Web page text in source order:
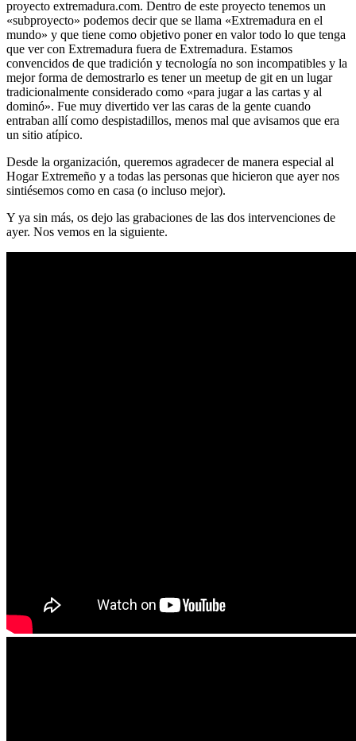
proyecto extremadura.com. Dentro de este proyecto tenemos un
«subproyecto» podemos decir que se llama «Extremadura en el
mundo» y que tiene como objetivo poner en valor todo lo que tenga
que ver con Extremadura fuera de Extremadura. Estamos
convencidos de que tradición y tecnología no son incompatibles y la
mejor forma de demostrarlo es tener un meetup de git en un lugar
tradicionalmente considerado como «para jugar a las cartas y al
dominó». Fue muy divertido ver las caras de la gente cuando
entraban allí como despistadillos, menos mal que avisamos que era
un sitio atípico.
Desde la organización, queremos agradecer de manera especial al
Hogar Extremeño y a todas las personas que hicieron que ayer nos
sintiésemos como en casa (o incluso mejor).
Y ya sin más, os dejo las grabaciones de las dos intervenciones de
ayer. Nos vemos en la siguiente.